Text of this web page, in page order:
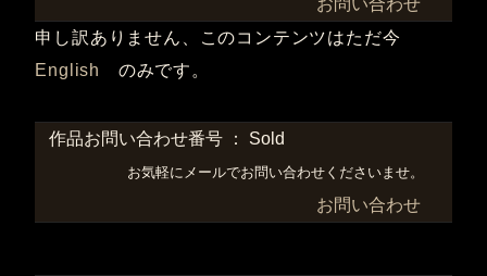
申し訳ありません、このコンテンツはただ今
English
のみです。
作品お問い合わせ番号 ： Sold
お気軽にメールでお問い合わせくださいませ。
お問い合わせ